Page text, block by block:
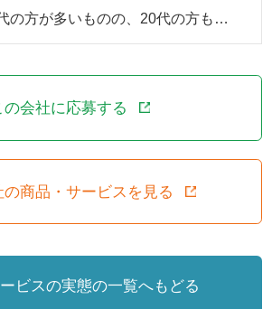
の方が多いものの、20代の方も…
の会社に応募する
の商品・サービスを見る
ビスの実態の一覧へもどる